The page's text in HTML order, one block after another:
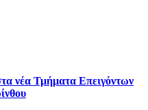
νέα Τμήματα Επειγόντων